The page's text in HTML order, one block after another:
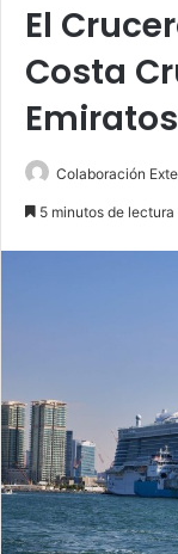
El
Costa
Colaboración
5 minutos de lectura